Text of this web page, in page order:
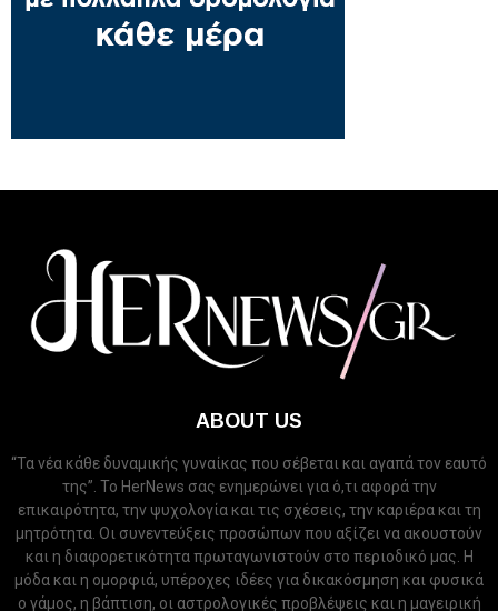
ABOUT US
“Τα νέα κάθε δυναμικής γυναίκας που σέβεται και αγαπά τον εαυτό
της”. Το HerNews σας ενημερώνει για ό,τι αφορά την
επικαιρότητα, την ψυχολογία και τις σχέσεις, την καριέρα και τη
μητρότητα. Οι συνεντεύξεις προσώπων που αξίζει να ακουστούν
και η διαφορετικότητα πρωταγωνιστούν στο περιοδικό μας. Η
μόδα και η ομορφιά, υπέροχες ιδέες για δικακόσμηση και φυσικά
ο γάμος, η βάπτιση, οι αστρολογικές προβλέψεις και η μαγειρική